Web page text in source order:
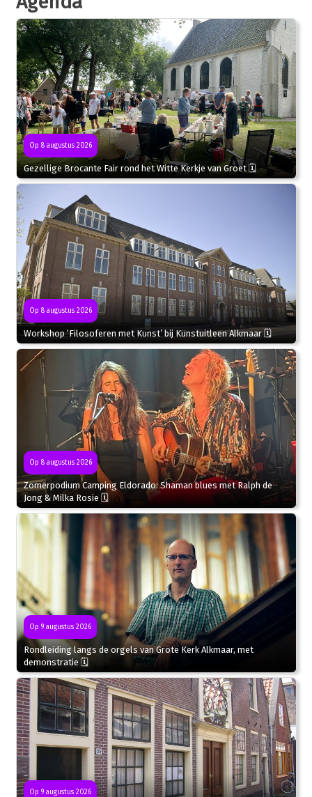
Op 8 augustus 2026
Gezellige Brocante Fair rond het Witte Kerkje van Groet 🗓
Op 8 augustus 2026
Workshop ‘Filosoferen met Kunst’ bij Kunstuitleen Alkmaar 🗓
Op 8 augustus 2026
Zomerpodium Camping Eldorado: Shaman blues met Ralph de
Jong & Milka Rosie 🗓
Op 9 augustus 2026
Rondleiding langs de orgels van Grote Kerk Alkmaar, met
demonstratie 🗓
Op 9 augustus 2026